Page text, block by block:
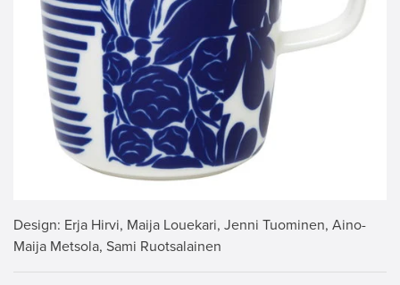
Design: Erja Hirvi, Maija Louekari, Jenni Tuominen, Aino-
Maija Metsola, Sami Ruotsalainen